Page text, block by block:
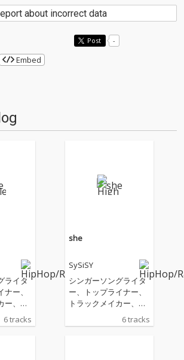
about incorrect data
Post -
Embed
ライタ
ー、
ー、さ
クや映
、マル
6 tracks
she
SySiSY
シンガーソングライタ
ー、トップライナー、
トラックメイカー、さ
らにアートワークや映
像制作も手がけ、マル
6 tracks